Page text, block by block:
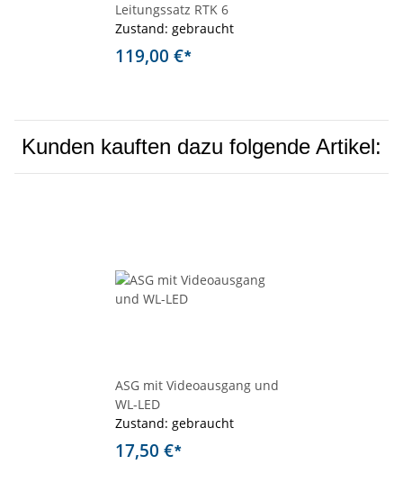
Leitungssatz RTK 6
Zustand: gebraucht
119,00 €*
Kunden kauften dazu folgende Artikel:
ASG mit Videoausgang und
WL-LED
Zustand: gebraucht
17,50 €*